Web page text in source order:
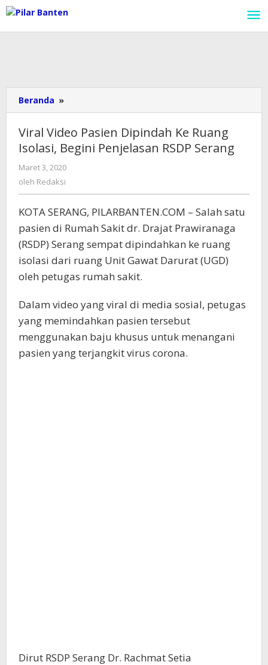
Lewati
ke
konten
Beranda »
Video
Dipindah
Ke
Ruang
RSDP
Serang
Viral Video Pasien Dipindah Ke Ruang
Isolasi, Begini Penjelasan RSDP Serang
Maret 3, 2020
oleh Redaksi
KOTA SERANG, PILARBANTEN.COM – Salah satu
pasien di Rumah Sakit dr. Drajat Prawiranaga
(RSDP) Serang sempat dipindahkan ke ruang
isolasi dari ruang Unit Gawat Darurat (UGD)
oleh petugas rumah sakit.
Dalam video yang viral di media sosial, petugas
yang memindahkan pasien tersebut
menggunakan baju khusus untuk menangani
pasien yang terjangkit virus corona.
Dirut RSDP Serang Dr. Rachmat Setia